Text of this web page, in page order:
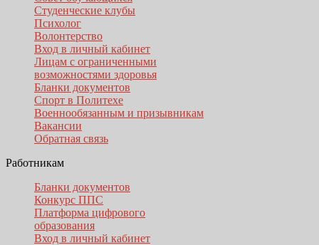
Студенческие клубы
Психолог
Волонтерство
Вход в личный кабинет
Лицам с ограниченными
возможностями здоровья
Бланки документов
Спорт в Политехе
Военнообязанным и призывникам
Вакансии
Обратная связь
Работникам
Бланки документов
Конкурс ППС
Платформа цифрового
образования
Вход в личный кабинет